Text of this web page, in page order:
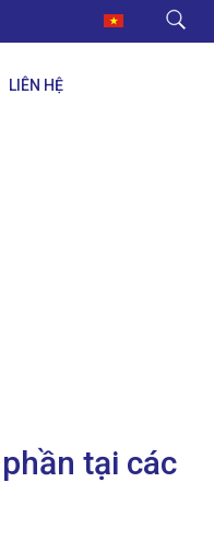
LIÊN HỆ
tại các